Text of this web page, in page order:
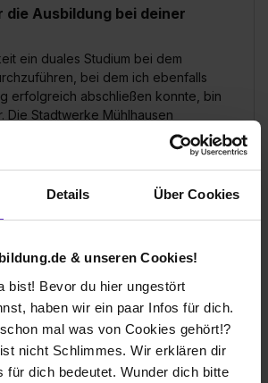
Details Über Cookies
& unseren Cookies!
bist! Bevor du hier ungestört
haben wir ein paar Infos für dich.
mal was von Cookies gehört!?
nicht Schlimmes. Wir erklären dir
für dich bedeutet. Wunder dich bitte
Ausbildung bei deiner
ein duales Studium bei dem
bei dem ich ebenfalls
erfolgreich abschließen konnte, bin
Die Stadtwerke Mühlhausen
bei meinen Weiterbildungswünschen
selbstverständlich ist. Darüber
meinem dualen Studium eine sehr
und konnte gelerntes in der
Das Studium verbindet
wirtschaftliche Schwerpunkt mit
Bereich Informatik. Dadurch kann man
erwerben, welches sich gut in der
lässt. Natürlich ist ein duales Studium